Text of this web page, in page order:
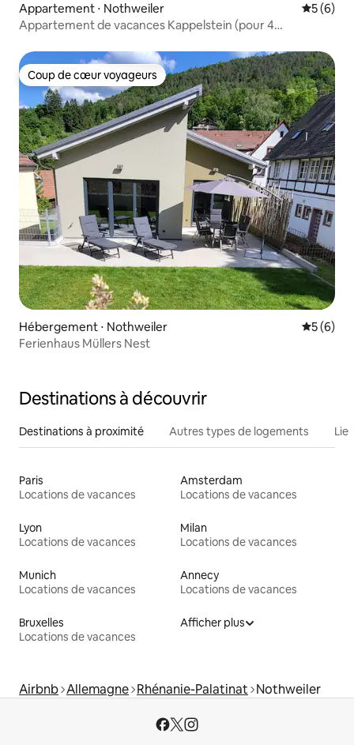
Appartement ⋅ Nothweiler
5 (6)
Appartement de vacances Kappelstein (pour 4
Coup de cœur voyageurs
Coup de cœur voyageurs
Hébergement ⋅ Nothweiler
5 (6)
Ferienhaus Müllers Nest
Destinations à découvrir
Destinations à proximité Autres types de logements
Paris
Locations de vacances
Amsterdam
Locations de vacances
Lyon
Locations de vacances
Milan
Locations de vacances
Munich
Locations de vacances
Annecy
Locations de vacances
Bruxelles
Locations de vacances
Afficher plus
Airbnb Allemagne Rhénanie-Palatinat Nothweiler